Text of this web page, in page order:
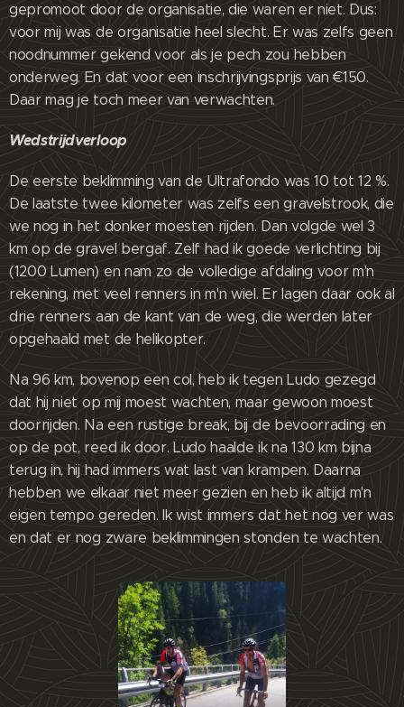
gepromoot door de organisatie, die waren er niet. Dus:
voor mij was de organisatie heel slecht. Er was zelfs geen
noodnummer gekend voor als je pech zou hebben
onderweg. En dat voor een inschrijvingsprijs van €150.
Daar mag je toch meer van verwachten.
Wedstrijdverloop
De eerste beklimming van de Ultrafondo was 10 tot 12 %.
De laatste twee kilometer was zelfs een gravelstrook, die
we nog in het donker moesten rijden. Dan volgde wel 3
km op de gravel bergaf. Zelf had ik goede verlichting bij
(1200 Lumen) en nam zo de volledige afdaling voor m'n
rekening, met veel renners in m'n wiel. Er lagen daar ook al
drie renners aan de kant van de weg, die werden later
opgehaald met de helikopter.
Na 96 km, bovenop een col, heb ik tegen Ludo gezegd
dat hij niet op mij moest wachten, maar gewoon moest
doorrijden. Na een rustige break, bij de bevoorrading en
op de pot, reed ik door. Ludo haalde ik na 130 km bijna
terug in, hij had immers wat last van krampen. Daarna
hebben we elkaar niet meer gezien en heb ik altijd m'n
eigen tempo gereden. Ik wist immers dat het nog ver was
en dat er nog zware beklimmingen stonden te wachten.